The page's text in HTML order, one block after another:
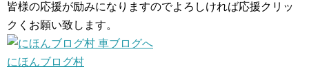
皆様の応援が励みになりますのでよろしければ応援クリッ
クくお願い致します。
にほんブログ村